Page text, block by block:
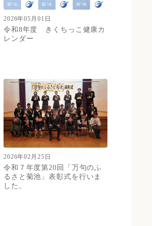
2026年05月01日
令和8年度 きくちっこ健康カ
レンダー
2026年02月25日
令和７年度第20回「万句のふ
るさと菊池」表彰式を行いま
した。